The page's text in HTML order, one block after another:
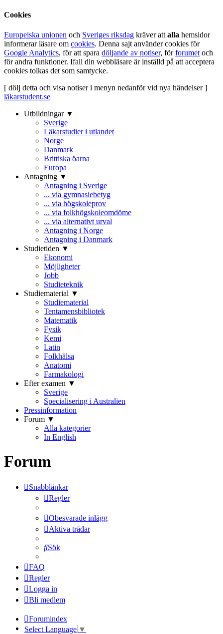
Cookies
Europeiska unionen och Sveriges riksdag kräver att alla hemsidor
informerar läsare om cookies. Denna sajt använder cookies för
Google Analytics, för att spara döljande av notiser, förforumet och
för andra funktioner. Ifall din webbläsare är inställd på att acceptera
cookies tolkas det som samtycke.
[ dölj detta och visa notiser i menyn nedanför vid nya händelser ]
läkarstudent.se
Utbildningar ▼
Sverige
Läkarstudier i utlandet
Norge
Danmark
Brittiska öarna
Europa
Antagning ▼
Antagning i Sverige
... via gymnasiebetyg
... via högskoleprov
... via folkhögskoleomdöme
... via alternativt urval
Antagning i Norge
Antagning i Danmark
Studietiden ▼
Ekonomi
Möjligheter
Jobb
Studieteknik
Studiematerial ▼
Studiematerial
Tentamensbibliotek
Matematik
Fysik
Kemi
Latin
Folkhälsa
Anatomi
Farmakologi
Efter examen ▼
Sverige
Specialisering i Australien
Pressinformation
Forum ▼
Alla kategorier
In English
Forum
Snabblänkar
Regler
Obesvarade inlägg
Aktiva trådar
Sök
FAQ
Regler
Logga in
Bli medlem
Forumindex
Select Language ▼